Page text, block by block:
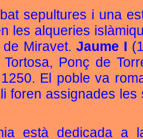
sepultures i una
les alqueries
Miravet. Jaume I
Tortosa, Ponç de
El poble va
foren assignades
està dedicada a